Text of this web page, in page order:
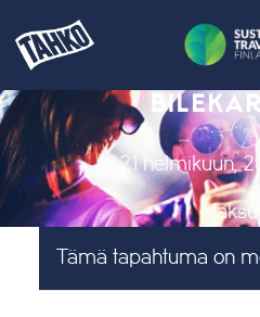
21 helmikuun,
Tämä tapahtuma on